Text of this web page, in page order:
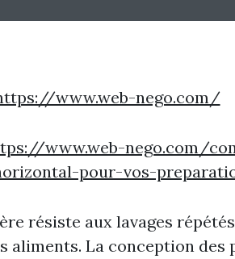
www.web-nego.com/
www.web-nego.com/
pour-vos-
résiste aux lavages
aliments. La conception des